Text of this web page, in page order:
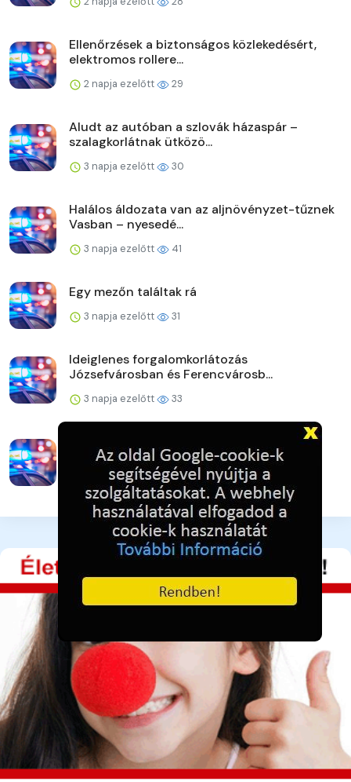
Ellenőrzések a biztonságos közlekedésért,
elektromos rollere...
2 napja ezelőtt 29
Aludt az autóban a szlovák házaspár –
szalagkorlátnak ütközö...
3 napja ezelőtt 30
Halálos áldozata van az aljnövényzet-tűznek
Vasban – nyesedé...
3 napja ezelőtt 41
Egy mezőn találtak rá
3 napja ezelőtt 31
Ideiglenes forgalomkorlátozás
Józsefvárosban és Ferencvárosb...
3 napja ezelőtt 33
vármegyében is!
3 napja ezelőtt 35